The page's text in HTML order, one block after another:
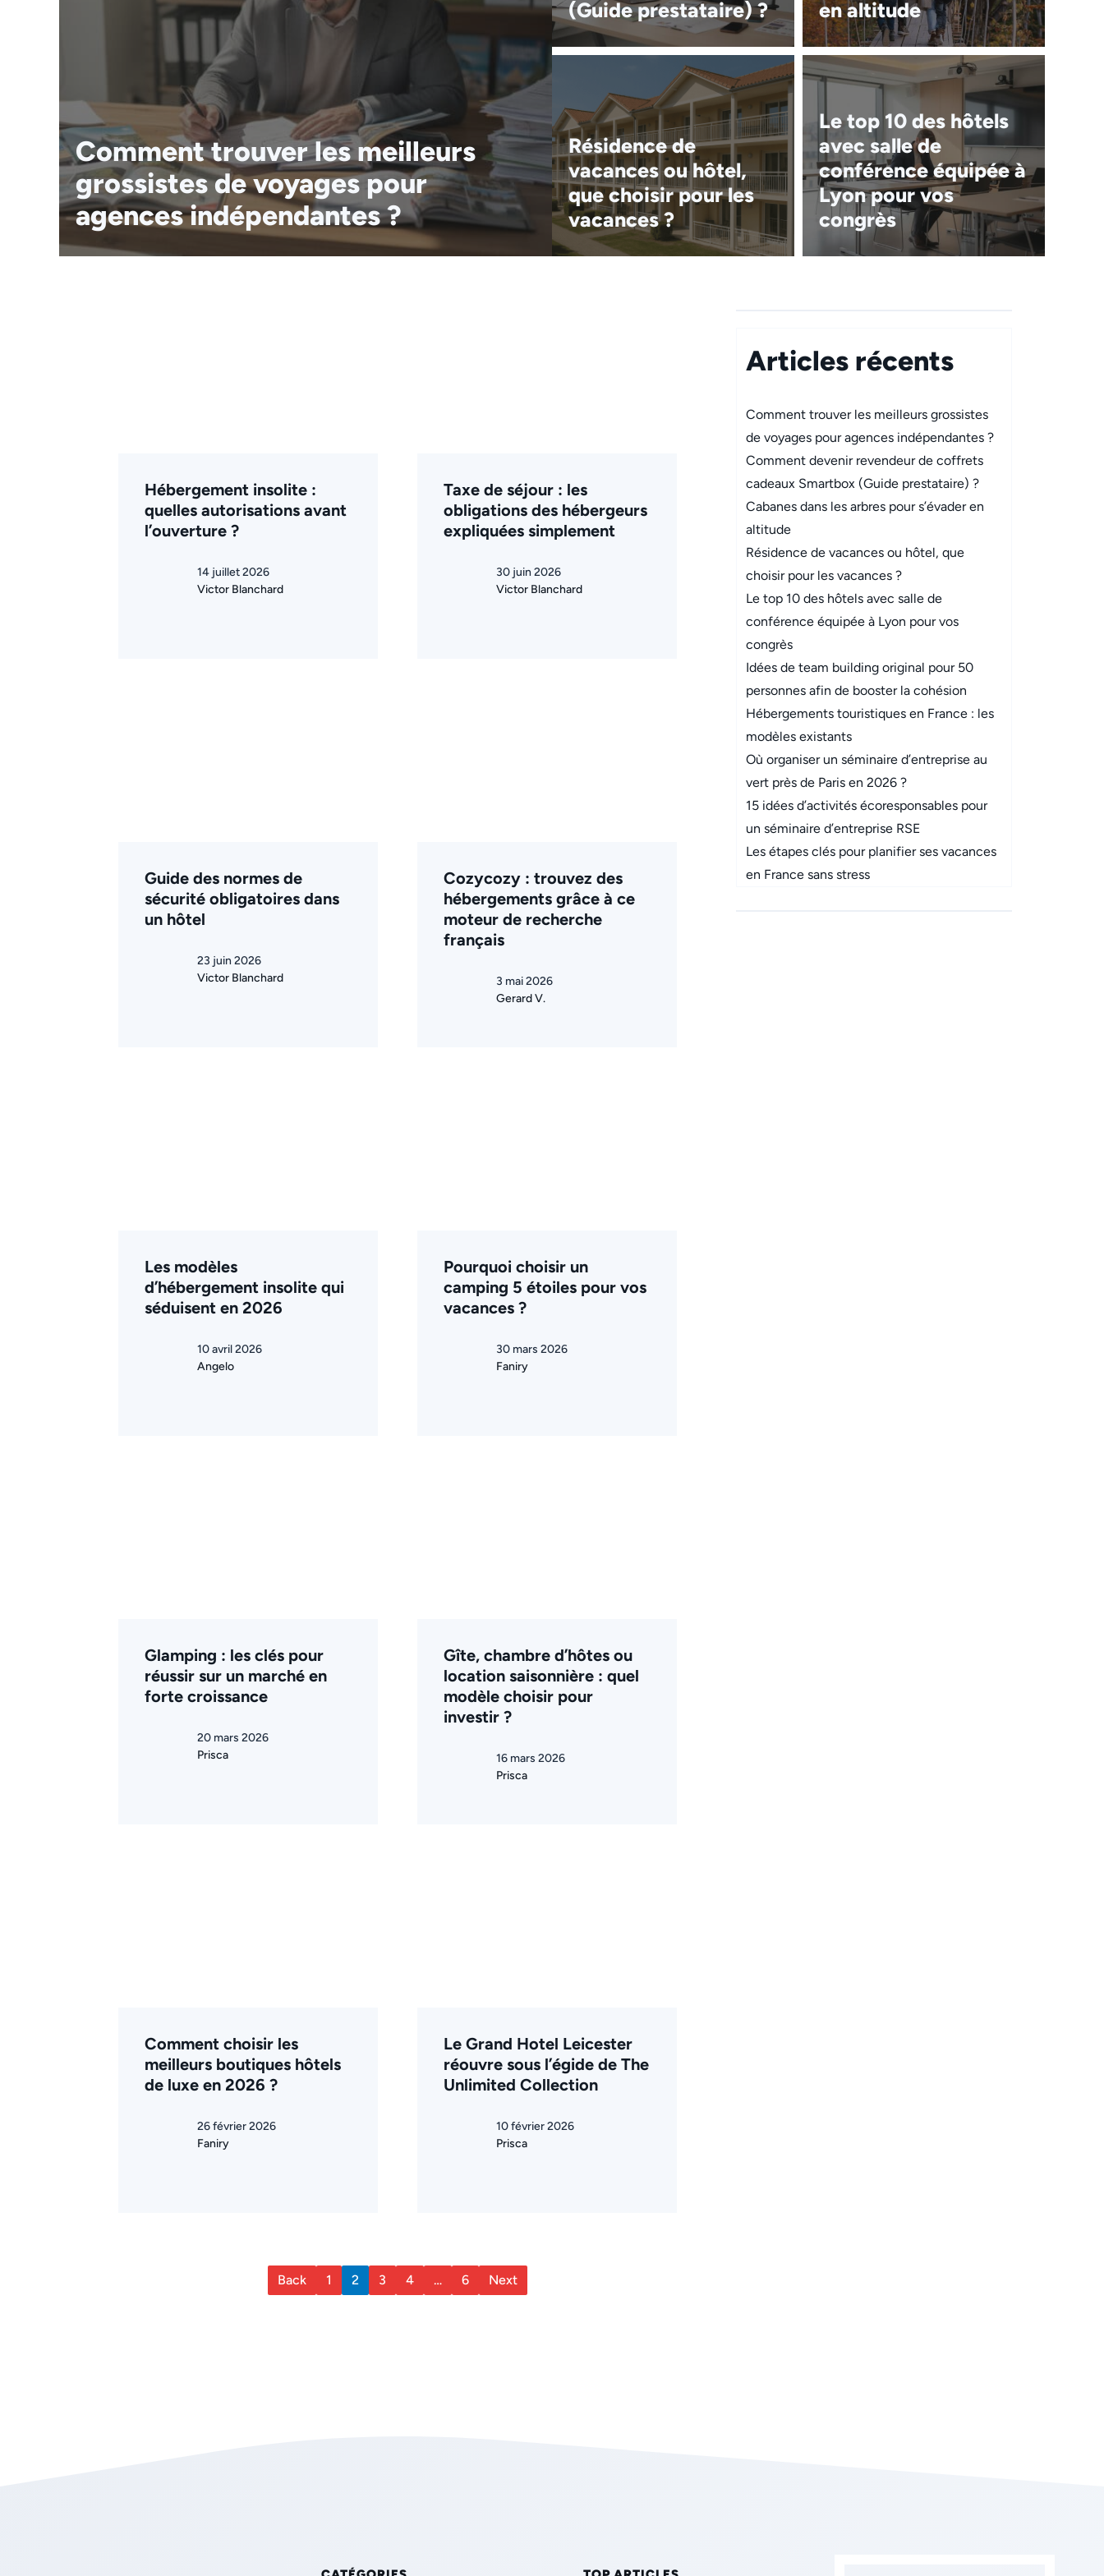
Comment trouver les meilleurs
grossistes de voyages pour
agences indépendantes ?
(Guide prestataire) ?
en altitude
Résidence de
vacances ou hôtel,
que choisir pour les
vacances ?
Le top 10 des hôtels
avec salle de
conférence équipée à
Lyon pour vos
congrès
Hébergement insolite :
quelles autorisations avant
l’ouverture ?
14 juillet 2026
Victor Blanchard
Taxe de séjour : les
obligations des hébergeurs
expliquées simplement
30 juin 2026
Victor Blanchard
Guide des normes de
sécurité obligatoires dans
un hôtel
23 juin 2026
Victor Blanchard
Cozycozy : trouvez des
hébergements grâce à ce
moteur de recherche
français
3 mai 2026
Gerard V.
Les modèles
d’hébergement insolite qui
séduisent en 2026
10 avril 2026
Angelo
Pourquoi choisir un
camping 5 étoiles pour vos
vacances ?
30 mars 2026
Faniry
Glamping : les clés pour
réussir sur un marché en
forte croissance
20 mars 2026
Prisca
Gîte, chambre d’hôtes ou
location saisonnière : quel
modèle choisir pour
investir ?
16 mars 2026
Prisca
Comment choisir les
meilleurs boutiques hôtels
de luxe en 2026 ?
26 février 2026
Faniry
Le Grand Hotel Leicester
réouvre sous l’égide de The
Unlimited Collection
10 février 2026
Prisca
Back 1 2 3 4 … 6 Next
Articles récents
Comment trouver les meilleurs grossistes
de voyages pour agences indépendantes ?
Comment devenir revendeur de coffrets
cadeaux Smartbox (Guide prestataire) ?
Cabanes dans les arbres pour s’évader en
altitude
Résidence de vacances ou hôtel, que
choisir pour les vacances ?
Le top 10 des hôtels avec salle de
conférence équipée à Lyon pour vos
congrès
Idées de team building original pour 50
personnes afin de booster la cohésion
Hébergements touristiques en France : les
modèles existants
Où organiser un séminaire d’entreprise au
vert près de Paris en 2026 ?
15 idées d’activités écoresponsables pour
un séminaire d’entreprise RSE
Les étapes clés pour planifier ses vacances
en France sans stress